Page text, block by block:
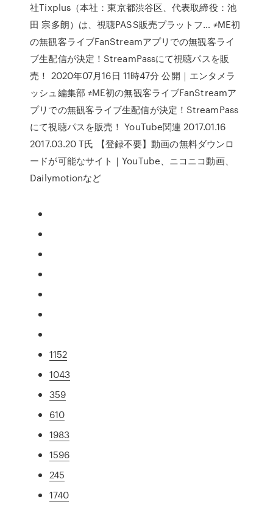
社Tixplus（本社：東京都渋谷区、代表取締役：池
田 宗多朗）は、視聴PASS販売プラットフ… ≠ME初
の無観客ライブFanStreamアプリでの無観客ライ
ブ生配信が決定！StreamPassにて視聴パスを販
売！ 2020年07月16日 11時47分 公開｜エンタメラ
ッシュ編集部 ≠ME初の無観客ライブFanStreamア
プリでの無観客ライブ生配信が決定！StreamPass
にて視聴パスを販売！ YouTube関連 2017.01.16
2017.03.20 T氏 【登録不要】動画の無料ダウンロ
ードが可能なサイト｜YouTube、ニコニコ動画、
Dailymotionなど
1152
1043
359
610
1983
1596
245
1740